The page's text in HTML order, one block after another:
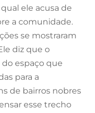
ele acusa de
a comunidade.
se mostraram
diz que o
espaço que
para a
de bairros nobres
esse trecho